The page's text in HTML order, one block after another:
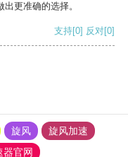
更准确的选择。
支持[0] 反对[0]
旋风
旋风加速
器官网